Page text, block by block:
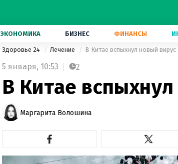
ЭКОНОМИКА БИЗНЕС ФИНАНСЫ
Здоровье 24 Лечение В Китае вспыхнул новый вирус
5 января, 10:53 2
В Китае
Маргарита Волошина